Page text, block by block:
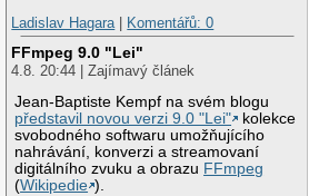
Ladislav Hagara| Komentářů: 0
FFmpeg 9.0 "Lei"
4.8. 20:44 | Zajímavý článek
Jean-Baptiste Kempf na svém blogu
představil novou verzi 9.0 "Lei"
kolekce
svobodného softwaru umožňujícího
nahrávání, konverzi a streamovaní
digitálního zvuku a obrazu FFmpeg
(Wikipedie ).